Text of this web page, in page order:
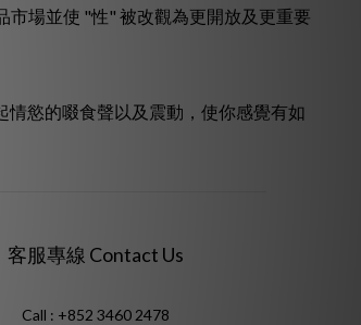
市場並使 "性" 被改觀為更開放及更重要
慾的啜食聲以及震動，使你感覺有如
客服專線 Contact Us
Call : +852 3460 2478